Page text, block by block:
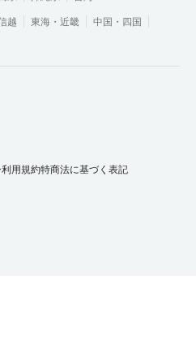
越 東海・近畿
中国・四国
利用規約特商法に基づく表記